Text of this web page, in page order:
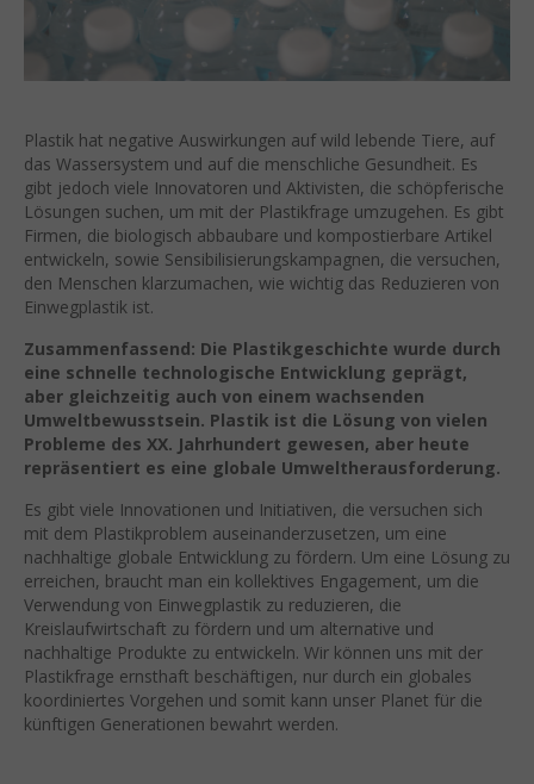
Plastik hat negative Auswirkungen auf wild lebende Tiere, auf
das Wassersystem und auf die menschliche Gesundheit. Es
gibt jedoch viele Innovatoren und Aktivisten, die schöpferische
Lösungen suchen, um mit der Plastikfrage umzugehen. Es gibt
Firmen, die biologisch abbaubare und kompostierbare Artikel
entwickeln, sowie Sensibilisierungskampagnen, die versuchen,
den Menschen klarzumachen, wie wichtig das Reduzieren von
Einwegplastik ist.
Zusammenfassend: Die Plastikgeschichte wurde durch
eine schnelle technologische Entwicklung geprägt,
aber gleichzeitig auch von einem wachsenden
Umweltbewusstsein. Plastik ist die Lösung von vielen
Probleme des XX. Jahrhundert gewesen, aber heute
repräsentiert es eine globale Umweltherausforderung.
Es gibt viele Innovationen und Initiativen, die versuchen sich
mit dem Plastikproblem auseinanderzusetzen, um eine
nachhaltige globale Entwicklung zu fördern. Um eine Lösung zu
erreichen, braucht man ein kollektives Engagement, um die
Verwendung von Einwegplastik zu reduzieren, die
Kreislaufwirtschaft zu fördern und um alternative und
nachhaltige Produkte zu entwickeln. Wir können uns mit der
Plastikfrage ernsthaft beschäftigen, nur durch ein globales
koordiniertes Vorgehen und somit kann unser Planet für die
künftigen Generationen bewahrt werden.